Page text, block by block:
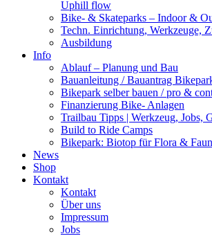
Uphill flow
Bike- & Skateparks – Indoor &
Techn. Einrichtung, Werkzeuge,
Ausbildung
Info
Ablauf – Planung und Bau
Bauanleitung / Bauantrag
Bikepark selber bauen / pro &
Finanzierung Bike- Anlagen
Trailbau Tipps | Werkzeug, Jobs,
Build to Ride Camps
Bikepark: Biotop für Flora &
News
Shop
Kontakt
Kontakt
Über uns
Impressum
Jobs